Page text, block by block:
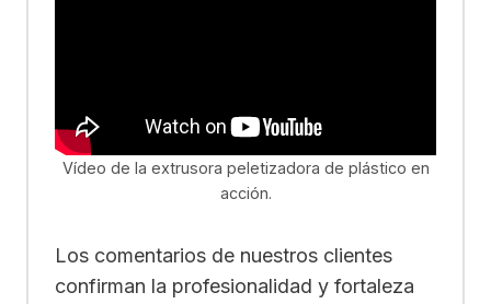
Vídeo de la extrusora peletizadora de plástico en
acción.
Los comentarios de nuestros clientes
confirman la profesionalidad y fortaleza